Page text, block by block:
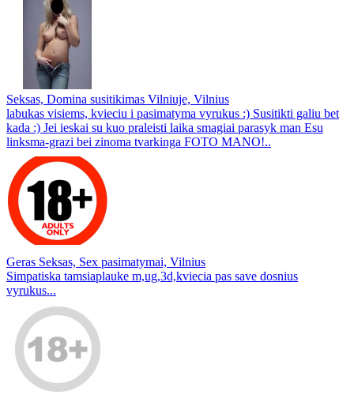
Seksas, Domina susitikimas Vilniuje, Vilnius
labukas visiems, kvieciu i pasimatyma vyrukus :) Susitikti galiu bet
kada :) Jei ieskai su kuo praleisti laika smagiai parasyk man Esu
linksma-grazi bei zinoma tvarkinga FOTO MANO!..
Geras Seksas, Sex pasimatymai, Vilnius
Simpatiska tamsiaplauke m,ug,3d,kviecia pas save dosnius
vyrukus...